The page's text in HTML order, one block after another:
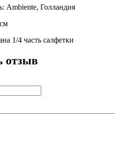
Ambiente, Голландия
1/4 часть салфетки
отзыв